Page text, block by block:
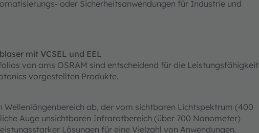
oder Sicherheitsanwendungen für Industrie und
mit VCSEL und EEL
von ams OSRAM sind entscheidend für die Leistungsfähigkeit
vorgestellten Produkte.
Wellenlängenbereich ab, der vom sichtbaren Lichtspektrum (400
Auge unsichtbaren Infrarotbereich (über 700 Nanometer)
Lösungen für eine Vielzahl von Anwendungen.